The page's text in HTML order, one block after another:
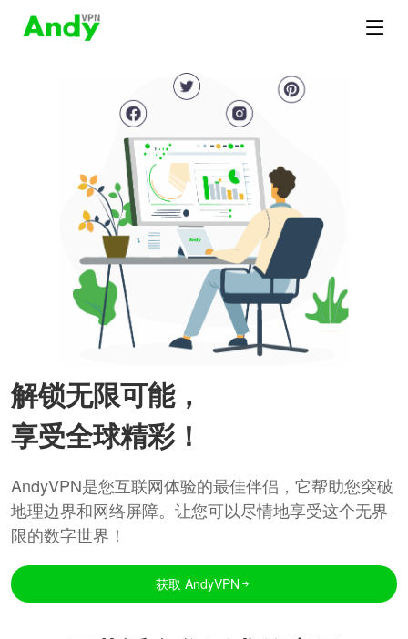
解锁无限可能，
享受全球精彩！
AndyVPN是您互联网体验的最佳伴侣，它帮助您突破
地理边界和网络屏障。让您可以尽情地享受这个无界
限的数字世界！
获取 AndyVPN